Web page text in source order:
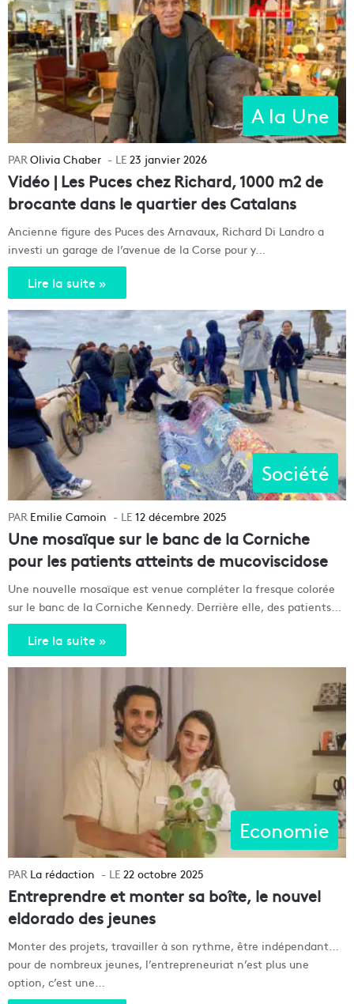
A la Une
Olivia Chaber 23 janvier 2026
Vidéo | Les Puces chez Richard, 1000 m2 de
brocante dans le quartier des Catalans
Ancienne figure des Puces des Arnavaux, Richard Di Landro a
investi un garage de l’avenue de la Corse pour y…
Lire la suite »
Société
Emilie Camoin 12 décembre 2025
Une mosaïque sur le banc de la Corniche
pour les patients atteints de mucoviscidose
Une nouvelle mosaïque est venue compléter la fresque colorée
sur le banc de la Corniche Kennedy. Derrière elle, des patients…
Lire la suite »
Economie
La rédaction 22 octobre 2025
Entreprendre et monter sa boîte, le nouvel
eldorado des jeunes
Monter des projets, travailler à son rythme, être indépendant…
pour de nombreux jeunes, l’entrepreneuriat n’est plus une
option, c’est une…